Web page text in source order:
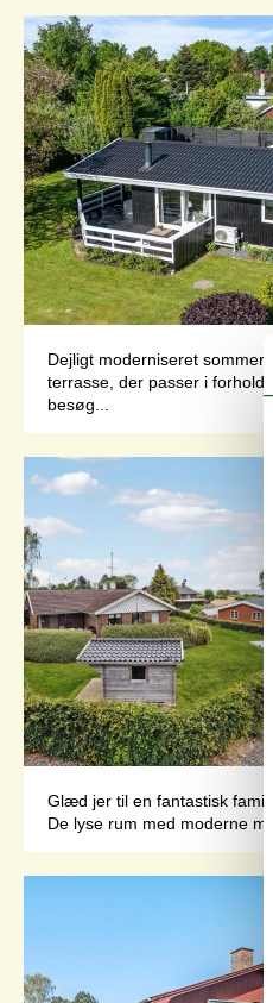
Dejligt moderniseret
terrasse, der passer i
besøg...
Glæd jer til en fantastisk
De lyse rum med moderne